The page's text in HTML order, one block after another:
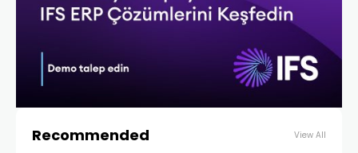
Recommended View All